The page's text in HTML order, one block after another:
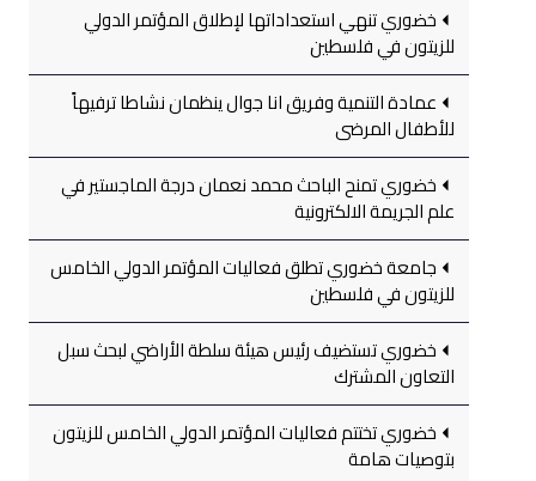
خضوري تنهي استعداداتها لإطلاق المؤتمر الدولي
للزيتون في فلسطين
عمادة التنمية وفريق انا جوال ينظمان نشاطا ترفيهاً
للأطفال المرضى
خضوري تمنح الباحث محمد نعمان درجة الماجستير في
علم الجريمة الالكترونية
جامعة خضوري تطلق فعاليات المؤتمر الدولي الخامس
للزيتون في فلسطين
خضوري تستضيف رئيس هيئة سلطة الأراضي لبحث سبل
التعاون المشترك
خضوري تختتم فعاليات المؤتمر الدولي الخامس للزيتون
بتوصيات هامة